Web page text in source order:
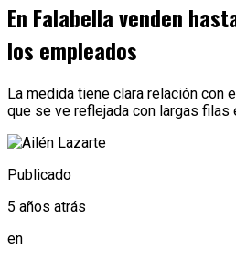
En Falabella venden
los empleados
La medida tiene clara relación con
que se ve reflejada con largas filas
Publicado
5 años atrás
en